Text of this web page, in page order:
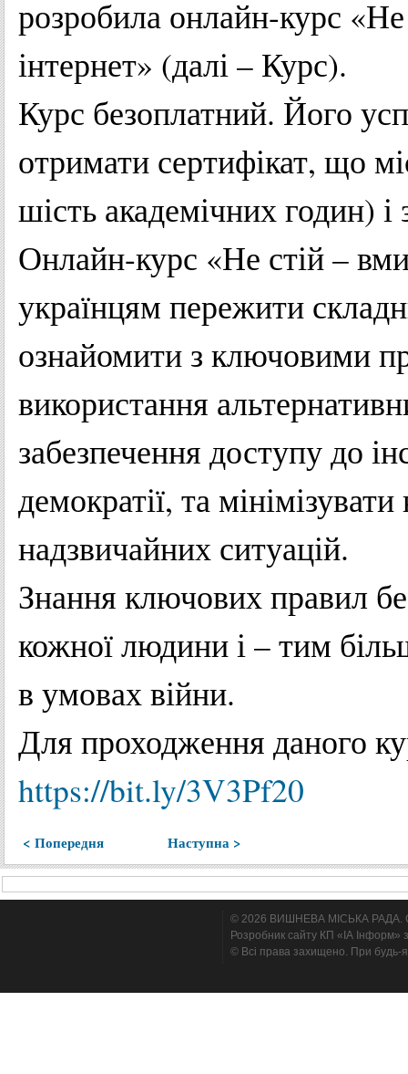
розробила онлайн-курс
інтернет» (далі – Курс).
Курс безоплатний. Його
отримати сертифікат, що
шість академічних годин) і
Онлайн-курс «Не стій –
українцям пережити
ознайомити з ключовими
використання
забезпечення доступу до
демократії, та
надзвичайних ситуацій.
Знання ключових правил
кожної людини і – тим
в умовах війни.
Для проходження даного
https://bit.ly/3V3Pf20
< Попередня Наступна >
© 2026 ВИШНЕВА МІСЬКА РАДА.
Розробник сайту КП «ІА Інформ»
© Всі права захищено. При будь-